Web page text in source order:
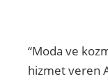
“Moda ve
hizmet veren